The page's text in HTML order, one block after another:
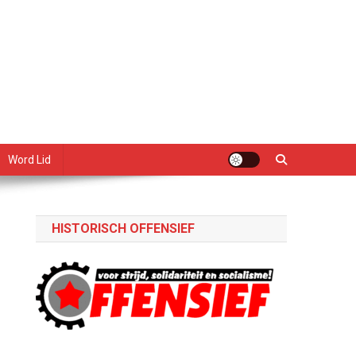
Word Lid
HISTORISCH OFFENSIEF